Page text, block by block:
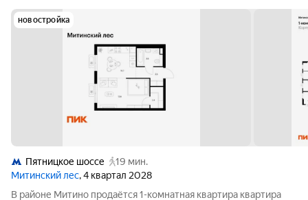
новостройка
Пятницкое шоссе
19 мин.
Митинский лес, 4 квартал 2028
В районе Митино продаётся 1-комнатная квартира квартира